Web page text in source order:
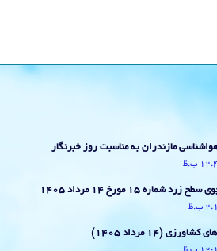
مازندران به مناسبت روز خبرنگار
15 مورخ 14 مرداد 1405
(14 مرداد ۱۴۰۵)